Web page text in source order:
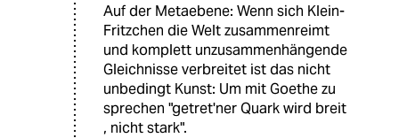
Auf der Metaebene: Wenn sich Klein-
Fritzchen die Welt zusammenreimt
und komplett unzusammenhängende
Gleichnisse verbreitet ist das nicht
unbedingt Kunst: Um mit Goethe zu
sprechen "getret'ner Quark wird breit
, nicht stark".